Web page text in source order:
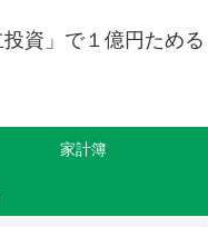
資」で１億円ためる
家計簿